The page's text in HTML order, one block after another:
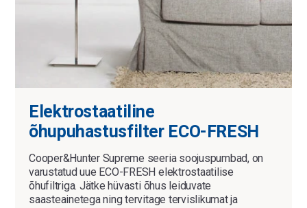
Elektrostaatiline
õhupuhastusfilter ECO-FRESH
Cooper&Hunter Supreme seeria soojuspumbad, on
varustatud uue ECO-FRESH elektrostaatilise
õhufiltriga. Jätke hüvasti õhus leiduvate
saasteainetega ning tervitage tervislikumat ja